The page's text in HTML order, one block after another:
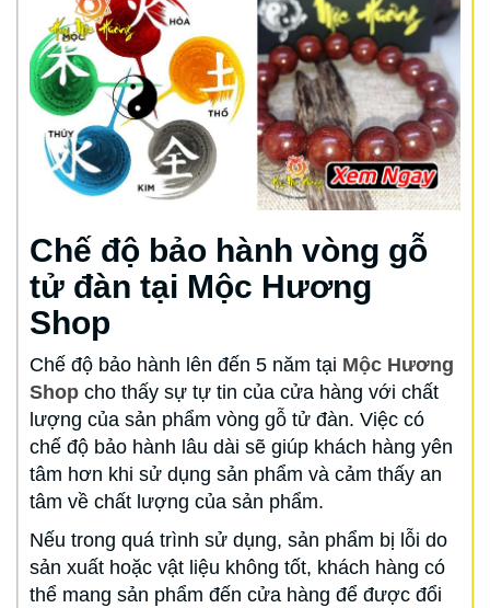
Chế độ bảo hành vòng gỗ
tử đàn tại Mộc Hương
Shop
Chế độ bảo hành lên đến 5 năm tại Mộc Hương
Shop cho thấy sự tự tin của cửa hàng với chất
lượng của sản phẩm vòng gỗ tử đàn. Việc có
chế độ bảo hành lâu dài sẽ giúp khách hàng yên
tâm hơn khi sử dụng sản phẩm và cảm thấy an
tâm về chất lượng của sản phẩm.
Nếu trong quá trình sử dụng, sản phẩm bị lỗi do
sản xuất hoặc vật liệu không tốt, khách hàng có
thể mang sản phẩm đến cửa hàng để được đổi